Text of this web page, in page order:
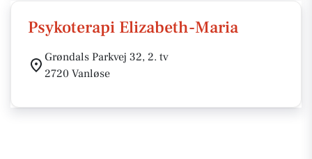
Psykoterapi Elizabeth-Maria
Grøndals Parkvej 32, 2. tv
2720 Vanløse